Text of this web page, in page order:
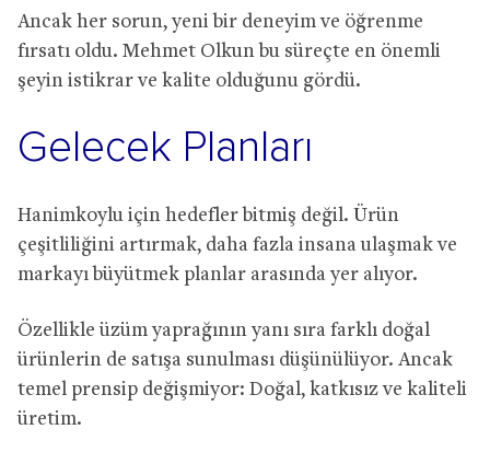
Ancak her sorun, yeni bir deneyim ve öğrenme
fırsatı oldu. Mehmet Olkun bu süreçte en önemli
şeyin istikrar ve kalite olduğunu gördü.
Gelecek Planları
Hanimkoylu için hedefler bitmiş değil. Ürün
çeşitliliğini artırmak, daha fazla insana ulaşmak ve
markayı büyütmek planlar arasında yer alıyor.
Özellikle üzüm yaprağının yanı sıra farklı doğal
ürünlerin de satışa sunulması düşünülüyor. Ancak
temel prensip değişmiyor: Doğal, katkısız ve kaliteli
üretim.